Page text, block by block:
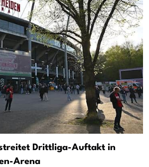
Drittliga-Auftakt in
Arena